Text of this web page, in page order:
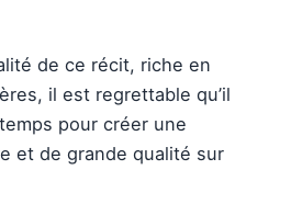
de ce récit, riche en
il est regrettable qu’il
pour créer une
et de grande qualité sur